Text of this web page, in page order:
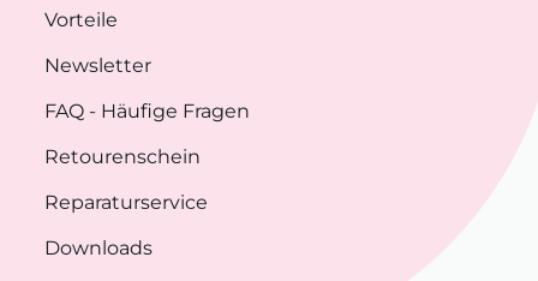
Vorteile
Newsletter
FAQ - Häufige Fragen
Retourenschein
Reparaturservice
Downloads